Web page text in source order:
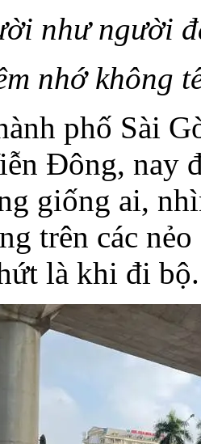
như người
nhớ không
phố Sài
Đông, nay
giống ai,
trên các nẻo
là khi đi bộ.